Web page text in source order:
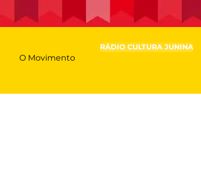
O Movimento
RÁDIO CULTURA JUNINA